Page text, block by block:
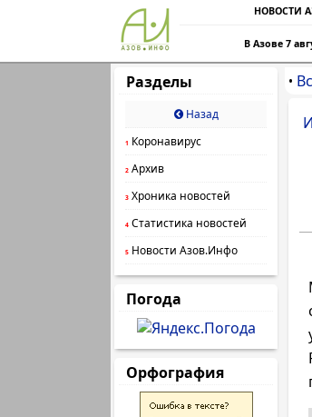
НОВОСТИ
В Азове 7
Разделы
Назад
1 Коронавирус
2 Архив
3 Хроника новостей
4 Статистика новостей
5 Новости Азов.Инфо
Погода
Орфография
•